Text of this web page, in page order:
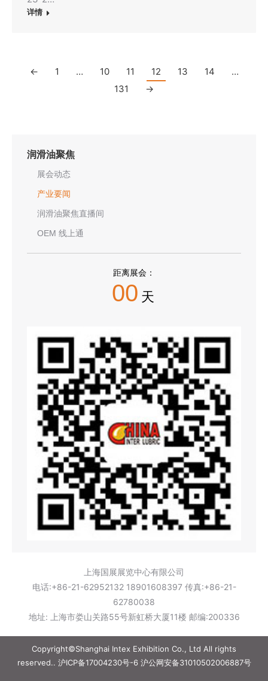
详情
← 1 … 10 11 12 13 14
…
131
→
润滑油聚焦
展会动态
产业要闻
润滑油聚焦直播间
OEM 线上通
距离展会：
00 天
上海国展展览中心有限公司
电话:+86-21-62952132 18901608397 传真:+86-21-
62780038
地址: 上海市娄山关路55号新虹桥大厦11楼 邮编:200336
Copyright©Shanghai Intex Exhibition Co., Ltd All rights
reserved.. 沪ICP备17004230号-6沪公网安备31010502006887号